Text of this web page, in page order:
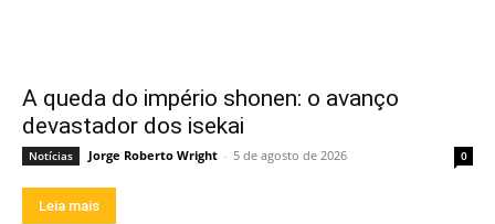
A queda do império shonen: o avanço
devastador dos isekai
Notícias Jorge Roberto Wright - 5 de agosto de 2026 0
Leia mais